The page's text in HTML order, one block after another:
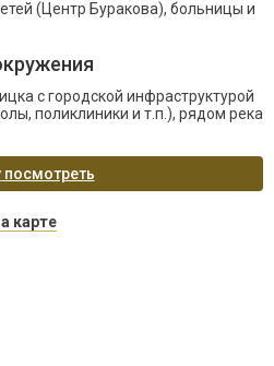
(Центр Буракова), больницы и
с городской инфраструктурой
поликлиники и т.п.), рядом река
посмотреть
карте